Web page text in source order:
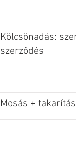
Kölcsönadás:
szerződés
Mosás +